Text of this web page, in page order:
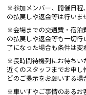
※参加メンバー、開催日程
の払戻しや返金等は行いま
※会場までの交通費・宿泊
の払戻しや返金等も一切
了になった場合も条件は変
※長時間待機列にお待ちい
近くのスタッフまでお申
どのご提示をお願いする場
※車いすやご事情のあるお